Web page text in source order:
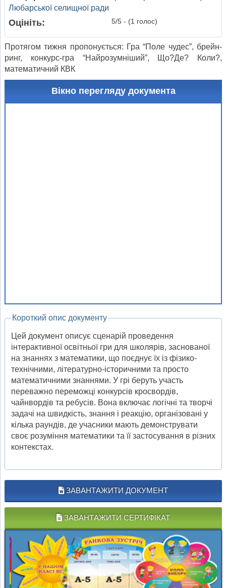
Любарської селищної ради
Оцініть: 5/5 - (1 голос)
Протягом тижня пропонується: Гра “Поле чудес”, брейн-
ринг, конкурс-гра “Найрозумніший”, Що?Де? Коли?,
математичний КВК
Вікно перегляду документа
Короткий опис документу
Цей документ описує сценарій проведення
інтерактивної освітньої гри для школярів, заснованої
на знаннях з математики, що поєднує їх із фізико-
технічними, літературно-історичними та просто
математичними знаннями. У грі беруть участь
переважно переможці конкурсів кросвордів,
чайнвордів та ребусів. Вона включає логічні та творчі
задачі на швидкість, знання і реакцію, організовані у
кілька раундів, де учасники мають демонструвати
своє розуміння математики та її застосування в різних
контекстах.
ЗАВАНТАЖИТИ ДОКУМЕНТ
ЗАВАНТАЖИТИ СЕРТИФІКАТ